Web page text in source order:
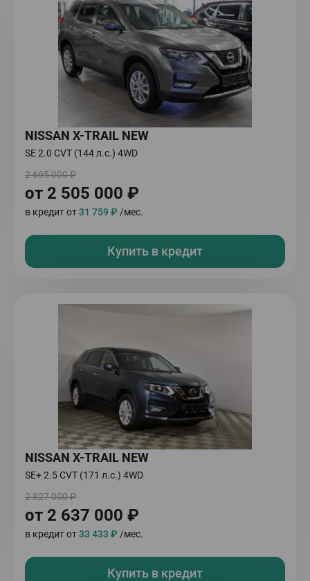
NISSAN X-TRAIL NEW
SE 2.0 CVT (144 л.с.) 4WD
2 695 000 ₽
от 2 505 000 ₽
в кредит от31 759 ₽ /мес.
Купить в кредит
NISSAN X-TRAIL NEW
SE+ 2.5 CVT (171 л.с.) 4WD
2 827 000 ₽
от 2 637 000 ₽
в кредит от33 433 ₽ /мес.
Купить в кредит